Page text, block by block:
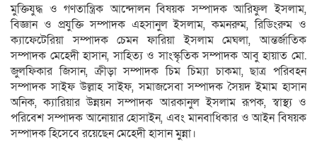
মুক্তিযুদ্ধ ও গণতান্ত্রিক আন্দোলন বিষয়ক সম্পাদক আরিফুল ইসলাম,
বিজ্ঞান ও প্রযুক্তি সম্পাদক এহসানুল ইসলাম, কমনরুম, রিডিংরুম ও
ক্যাফেটেরিয়া সম্পাদক চেমন ফারিয়া ইসলাম মেঘলা, আন্তর্জাতিক
সম্পাদক মেহেদী হাসান, সাহিত্য ও সাংস্কৃতিক সম্পাদক আবু হায়াত মো.
জুলফিকার জিসান, ক্রীড়া সম্পাদক চিম চিম্যা চাকমা, ছাত্র পরিবহন
সম্পাদক সাইফ উল্লাহ সাইফ, সমাজসেবা সম্পাদক সৈয়দ ইমাম হাসান
অনিক, ক্যারিয়ার উন্নয়ন সম্পাদক আরকানুল ইসলাম রূপক, স্বাস্থ্য ও
পরিবেশ সম্পাদক আনোয়ার হোসাইন, এবং মানবাধিকার ও আইন বিষয়ক
সম্পাদক হিসেবে রয়েছেন মেহেদী হাসান মুন্না।